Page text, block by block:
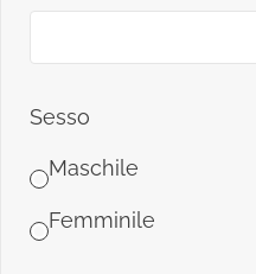
Sesso
Maschile
Femminile